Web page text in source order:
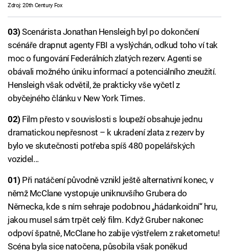
Zdroj: 20th Century Fox
03)Scenárista Jonathan Hensleigh byl po dokončení
scénáře drapnut agenty FBI a vyslýchán, odkud toho ví tak
moc o fungování Federálních zlatých rezerv. Agenti se
obávali možného úniku informací a potenciálního zneužití.
Hensleigh však odvětil, že prakticky vše vyčetl z
obyčejného článku v New York Times.
02) Film přesto v souvislosti s loupeží obsahuje jednu
dramatickou nepřesnost – k ukradení zlata z rezerv by
bylo ve skutečnosti potřeba spíš 480 popelářských
vozidel...
01) Při natáčení původně vznikl ještě alternativní konec, v
němž McClane vystopuje uniknuvšího Grubera do
Německa, kde s ním sehraje podobnou „hádankoidní“ hru,
jakou musel sám trpět celý film. Když Gruber nakonec
odpoví špatně, McClane ho zabije výstřelem z raketometu!
Scéna byla sice natočena, působila však poněkud